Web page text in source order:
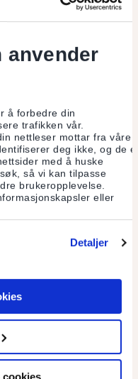
anvender
å forbedre din
trafikken vår.
nettleser mottar fra våre
deg ikke, og de
med å huske
så vi kan tilpasse
brukeropplevelse.
eller
Detaljer
i økonomiske